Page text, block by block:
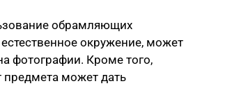
обрамляющих
окружение, может
фотографии. Кроме того,
предмета может дать